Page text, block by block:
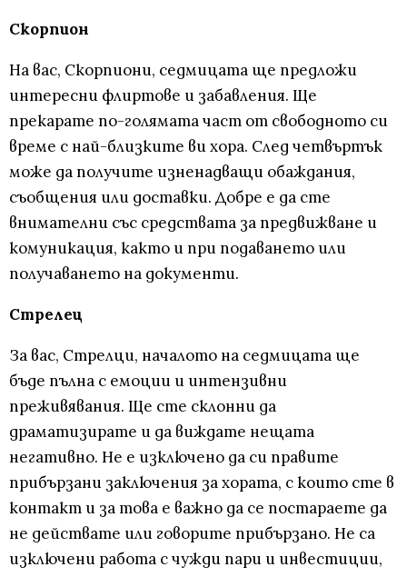
Скорпион
На вас, Скорпиони, седмицата ще предложи
интересни флиртове и забавления. Ще
прекарате по-голямата част от свободното си
време с най-близките ви хора. След четвъртък
може да получите изненадващи обаждания,
съобщения или доставки. Добре е да сте
внимателни със средствата за предвижване и
комуникация, както и при подаването или
получаването на документи.
Стрелец
За вас, Стрелци, началото на седмицата ще
бъде пълна с емоции и интензивни
преживявания. Ще сте склонни да
драматизирате и да виждате нещата
негативно. Не е изключено да си правите
прибързани заключения за хората, с които сте в
контакт и за това е важно да се постараете да
не действате или говорите прибързано. Не са
изключени работа с чужди пари и инвестиции,